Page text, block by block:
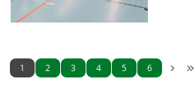
1 2 3 4 5 6